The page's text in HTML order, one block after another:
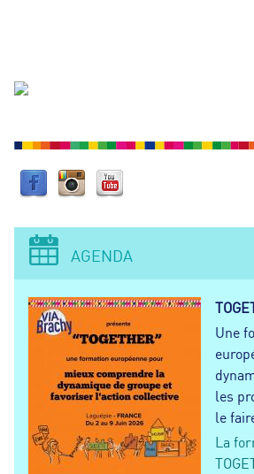
E
AGENDA
Une
les
le
La